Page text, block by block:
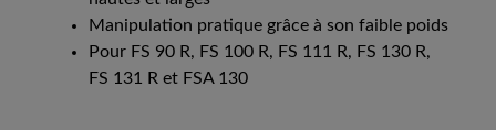
Manipulation pratique grâce à son faible poids
Pour FS 90 R, FS 100 R, FS 111 R, FS 130 R,
FS 131 R et FSA 130